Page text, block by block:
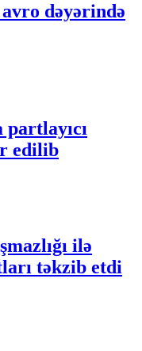
dəyərində
edilib
ilə
təkzib etdi